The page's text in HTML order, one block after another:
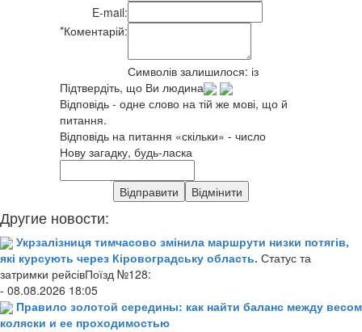
E-mail:
*Коментарій:
Символів залишилося: із
Підтвердіть, що Ви людина
Відповідь - одне слово на тій же мові, що й
питання.
Відповідь на питання «скільки» - число
Нову загадку, будь-ласка
Другие новости:
Укрзалізниця тимчасово змінила маршрути низки потягів,
які курсують через Кіровоградську область. Статус та
затримки рейсівПоїзд №128:
- 08.08.2026 18:05
Правило золотой середины: как найти баланс между весом
коляски и ее проходимостью